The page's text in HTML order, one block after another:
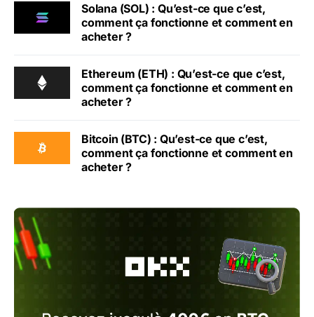
Solana (SOL) : Qu’est-ce que c’est,
comment ça fonctionne et comment en
acheter ?
Ethereum (ETH) : Qu’est-ce que c’est,
comment ça fonctionne et comment en
acheter ?
Bitcoin (BTC) : Qu’est-ce que c’est,
comment ça fonctionne et comment en
acheter ?